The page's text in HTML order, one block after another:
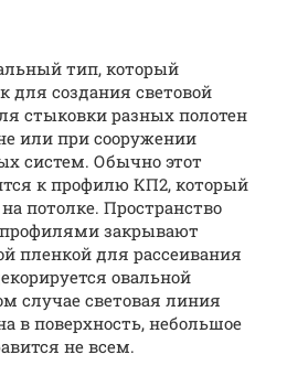
тип, который
для создания световой
стыковки разных полотен
или при сооружении
систем. Обычно этот
к профилю КП2, который
потолке. Пространство
закрывают
пленкой для рассеивания
овальной
случае световая линия
в поверхность, небольшое
не всем.